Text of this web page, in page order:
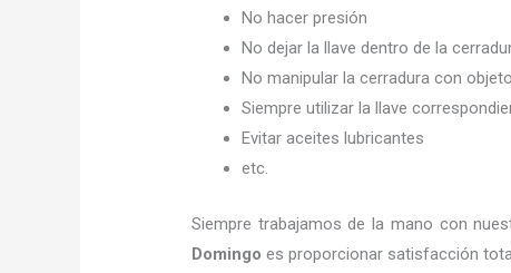
No hacer presión
No dejar la llave dentro de la
No manipular la cerradura con
Siempre utilizar la llave
Evitar aceites lubricantes
etc.
Siempre trabajamos de la mano con
Domingo es proporcionar satisfacción